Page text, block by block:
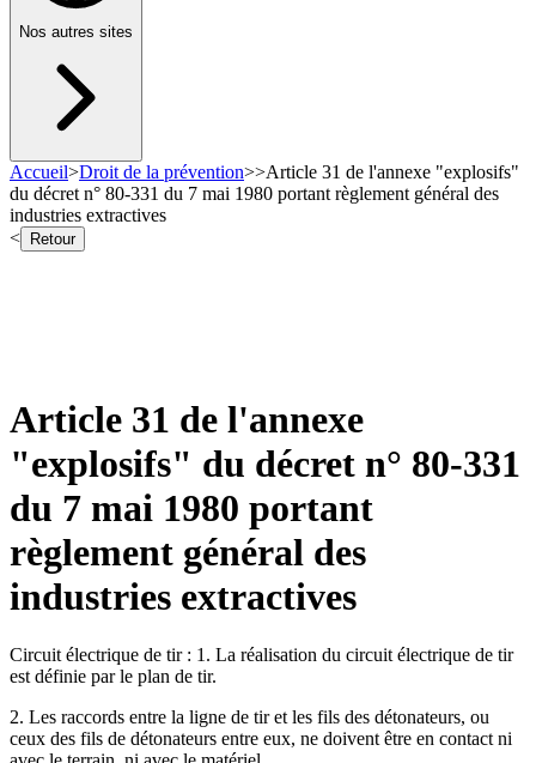
Nos autres sites
Accueil>Droit de la prévention>>Article 31 de l'annexe "explosifs"
du décret n° 80-331 du 7 mai 1980 portant règlement général des
industries extractives
<
Retour
Article 31 de l'annexe
"explosifs" du décret n° 80-331
du 7 mai 1980 portant
règlement général des
industries extractives
Circuit électrique de tir : 1. La réalisation du circuit électrique de tir
est définie par le plan de tir.
2. Les raccords entre la ligne de tir et les fils des détonateurs, ou
ceux des fils de détonateurs entre eux, ne doivent être en contact ni